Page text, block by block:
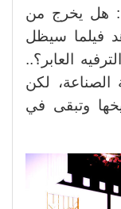
هل يخرج من
فيلما سيظل
العابر؟..
الصناعة، لكن
وتبقى في